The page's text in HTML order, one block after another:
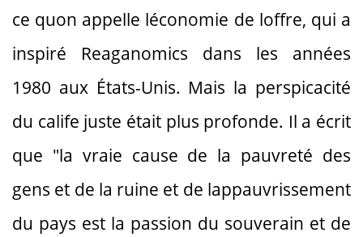
ce quon appelle léconomie de loffre, qui a
inspiré Reaganomics dans les années
1980 aux États-Unis. Mais la perspicacité
du calife juste était plus profonde. Il a écrit
que "la vraie cause de la pauvreté des
gens et de la ruine et de lappauvrissement
du pays est la passion du souverain et de